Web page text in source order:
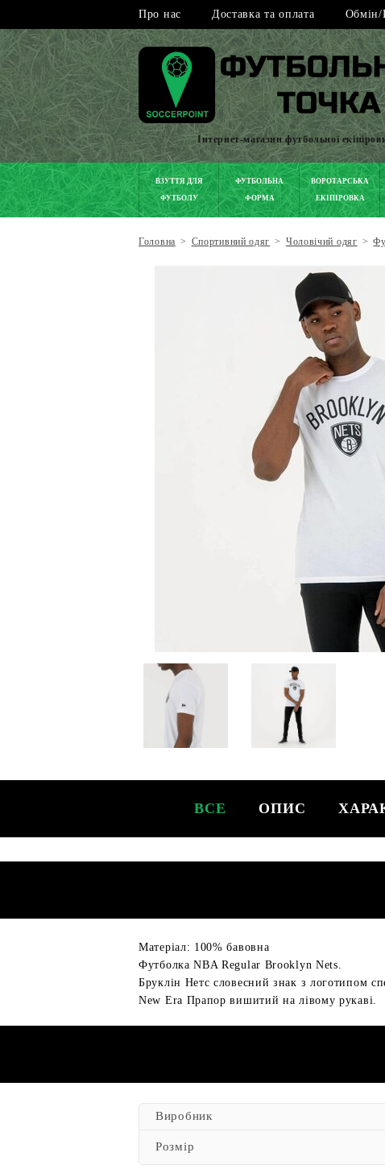
Про нас Доставка та оплата Обмін/
Інтернет-магазин футбольної
ВЗУТТЯ ДЛЯ
ФУТБОЛУ
ФУТБОЛЬНА
ФОРМА
ВОРОТАРСЬКА
ЕКІПІРОВКА
Головна > Спортивний одяг > Чоловічий одяг >
ВСЕ ОПИС
Матеріал: 100% бавовна
Футболка NBA Regular Brooklyn Nets.
Бруклін Нетс словесний знак з логотипом
New Era Прапор вишитий на лівому рукаві.
Виробник
Розмір